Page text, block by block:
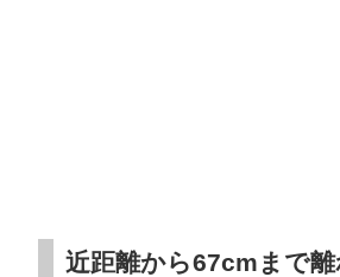
主な特徴
近距離から67cmまで